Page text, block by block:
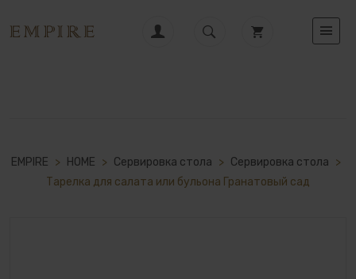
EMPIRE > HOME > Сервировка стола > Сервировка стола >
Тарелка для салата или бульона Гранатовый сад